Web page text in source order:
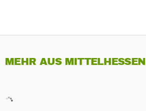
MEHR AUS MITTELHESSEN